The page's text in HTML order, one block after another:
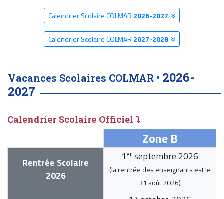
Calendrier Scolaire COLMAR 2026-2027
Calendrier Scolaire COLMAR 2027-2028
Vacances Scolaires COLMAR • 2026-
2027
Calendrier Scolaire Officiel ⤵
Zone B
Rentrée Scolaire
2026
1 er septembre 2026
(la rentrée des enseignants est le
31 août 2026)